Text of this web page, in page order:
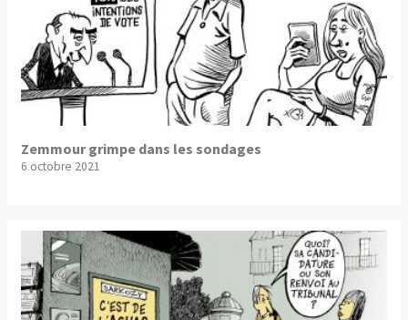
Zemmour grimpe dans les sondages
6 octobre 2021